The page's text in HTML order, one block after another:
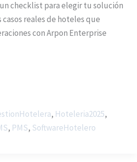
checklist para elegir tu solución
reales de hoteles que
con Arpon Enterprise
, Hoteleria2025,
, PMS, SoftwareHotelero